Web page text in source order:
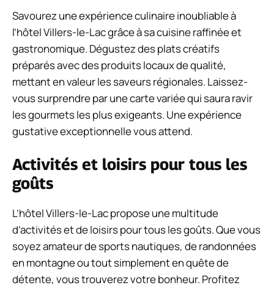
Savourez une expérience culinaire inoubliable à
l’hôtel Villers-le-Lac grâce à sa cuisine raffinée et
gastronomique. Dégustez des plats créatifs
préparés avec des produits locaux de qualité,
mettant en valeur les saveurs régionales. Laissez-
vous surprendre par une carte variée qui saura ravir
les gourmets les plus exigeants. Une expérience
gustative exceptionnelle vous attend.
Activités et loisirs pour tous les
goûts
L’hôtel Villers-le-Lac propose une multitude
d’activités et de loisirs pour tous les goûts. Que vous
soyez amateur de sports nautiques, de randonnées
en montagne ou tout simplement en quête de
détente, vous trouverez votre bonheur. Profitez